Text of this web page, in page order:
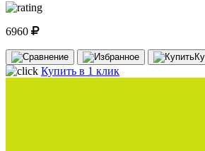
6960
Купить в 1 клик